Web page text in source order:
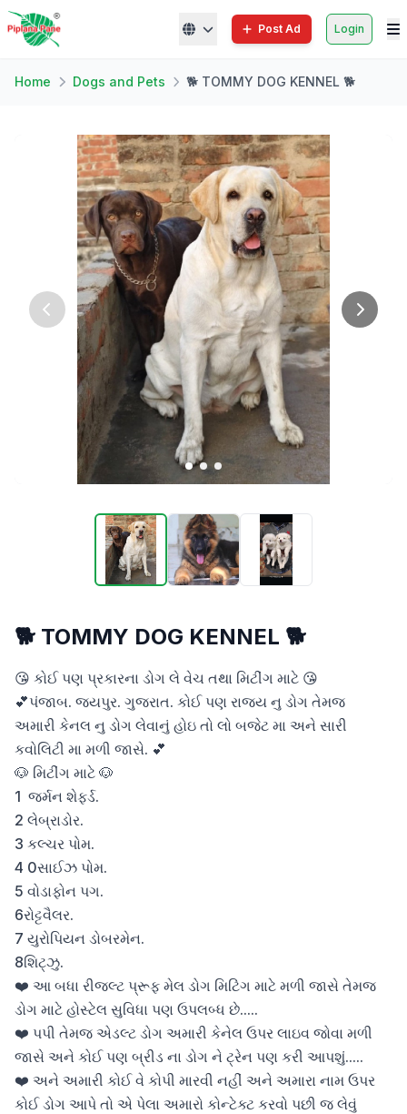
Post Ad Login
Home Dogs and Pets 🐕 TOMMY DOG KENNEL 🐕
🐕 TOMMY DOG KENNEL 🐕
😘 કોઈ પણ પ્રકારના ડોગ લે વેચ તથા મિટીંગ માટે 😘
💕પંજાબ. જયપુર. ગુજરાત. કોઈ પણ રાજ્ય નુ ડોગ તેમજ
અમારી કેનલ નુ ડોગ લેવાનું હોઇ તો લો બજેટ મા અને સારી
કવોલિટી મા મળી જાસે. 💕
🐶 મિટીંગ માટે 🐶
1  જર્મન શેફર્ડ.
2 લેબ્રાડોર.
3 કલ્ચર પોમ.
4 0સાઈઝ પોમ.
5 વોડાફોન પગ.
6રોટ્ટવૈલર.
7 યુરોપિયન ડોબરમેન.
8શિટ્ઝુ.
❤️ આ બધા રીજલ્ટ પ્રૂફ મેલ ડોગ મિટિંગ માટે મળી જાસે તેમજ
ડોગ માટે હોસ્ટેલ સુવિધા પણ ઉપલબ્ધ છે.....
❤️ પપી તેમજ એડલ્ટ ડોગ અમારી કેનેલ ઉપર લાઇવ જોવા મળી
જાસે અને કોઈ પણ બ્રીડ ના ડોગ ને ટ્રેન પણ કરી આપશું.....
❤️ અને અમારી કોઈ વે કોપી મારવી નહીં અને અમારા નામ ઉપર
કોઈ ડોગ આપે તો એ પેલા અમારો કોન્ટેક્ટ કરવો પછી જ લેવું